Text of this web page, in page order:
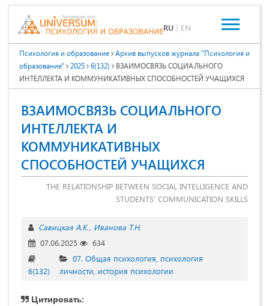
RU | EN
Психология и образование
Архив выпусков журнала "Психология и
образование"
2025 6(132)
ВЗАИМОСВЯЗЬ СОЦИАЛЬНОГО
ИНТЕЛЛЕКТА И КОММУНИКАТИВНЫХ СПОСОБНОСТЕЙ УЧАЩИХСЯ
ВЗАИМОСВЯЗЬ СОЦИАЛЬНОГО
ИНТЕЛЛЕКТА И
КОММУНИКАТИВНЫХ
СПОСОБНОСТЕЙ УЧАЩИХСЯ
THE RELATIONSHIP BETWEEN SOCIAL INTELLIGENCE AND
STUDENTS' COMMUNICATION SKILLS
Савицкая А.К. Иванова Т.Н.
07.06.2025
634
6(132)
07. Общая психология, психология
личности, история психологии
Цитировать: